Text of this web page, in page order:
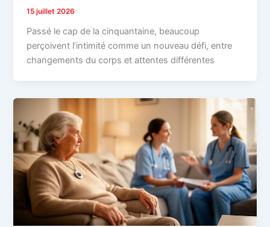
15 juillet 2026
Passé le cap de la cinquantaine, beaucoup
perçoivent l’intimité comme un nouveau défi, entre
changements du corps et attentes différentes